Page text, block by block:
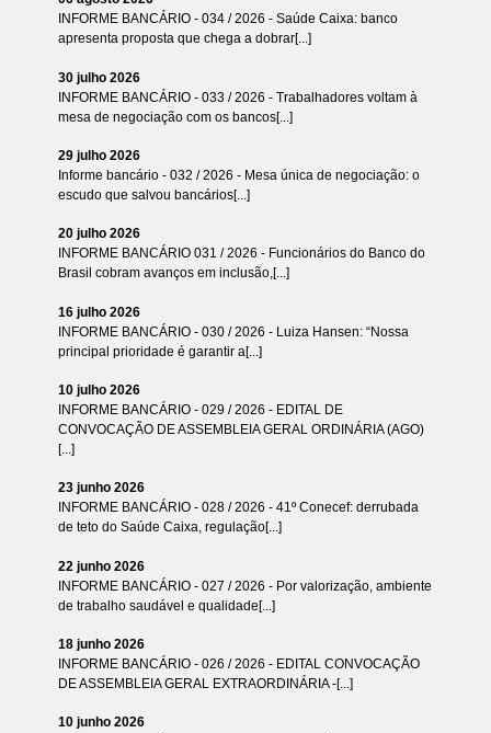
INFORME BANCÁRIO - 034 / 2026 - Saúde Caixa: banco
apresenta proposta que chega a dobrar[...]
30 julho 2026
INFORME BANCÁRIO - 033 / 2026 - Trabalhadores voltam à
mesa de negociação com os bancos[...]
29 julho 2026
Informe bancário - 032 / 2026 - Mesa única de negociação: o
escudo que salvou bancários[...]
20 julho 2026
INFORME BANCÁRIO 031 / 2026 - Funcionários do Banco do
Brasil cobram avanços em inclusão,[...]
16 julho 2026
INFORME BANCÁRIO - 030 / 2026 - Luiza Hansen: “Nossa
principal prioridade é garantir a[...]
10 julho 2026
INFORME BANCÁRIO - 029 / 2026 - EDITAL DE
CONVOCAÇÃO DE ASSEMBLEIA GERAL ORDINÁRIA (AGO)
[...]
23 junho 2026
INFORME BANCÁRIO - 028 / 2026 - 41º Conecef: derrubada
de teto do Saúde Caixa, regulação[...]
22 junho 2026
INFORME BANCÁRIO - 027 / 2026 - Por valorização, ambiente
de trabalho saudável e qualidade[...]
18 junho 2026
INFORME BANCÁRIO - 026 / 2026 - EDITAL CONVOCAÇÃO
DE ASSEMBLEIA GERAL EXTRAORDINÁRIA -[...]
10 junho 2026